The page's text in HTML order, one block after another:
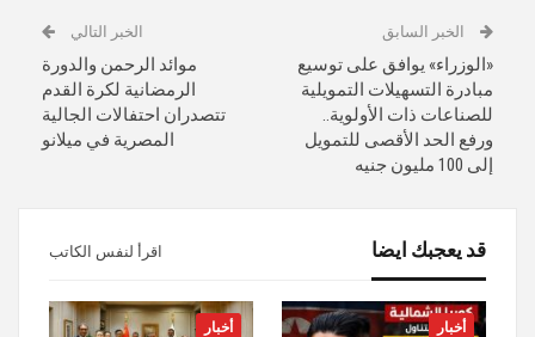
الخبر السابق
«الوزراء» يوافق على توسيع
مبادرة التسهيلات التمويلية
للصناعات ذات الأولوية..
ورفع الحد الأقصى للتمويل
إلى 100 مليون جنيه
الخبر التالي
موائد الرحمن والدورة
الرمضانية لكرة القدم
تتصدران احتفالات الجالية
المصرية في ميلانو
قد يعجبك ايضا اقرأ لنفس الكاتب
أخبار أخبار